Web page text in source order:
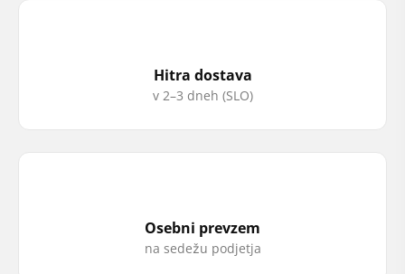
Hitra dostava
v 2–3 dneh (SLO)
Osebni prevzem
na sedežu podjetja